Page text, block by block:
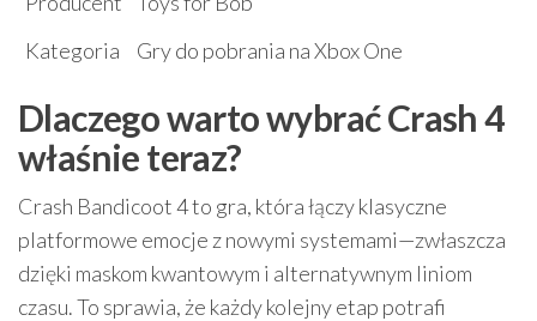
Kategoria
Gry do pobrania na Xbox One
Dlaczego warto wybrać Crash 4
właśnie teraz?
Crash Bandicoot 4 to gra, która łączy klasyczne
platformowe emocje z nowymi systemami—zwłaszcza
dzięki maskom kwantowym i alternatywnym liniom
czasu. To sprawia, że każdy kolejny etap potrafi